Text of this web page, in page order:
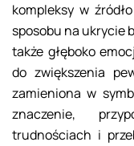
kompleksy w
sposobu na ukrycie
także głęboko
do zwiększenia
zamieniona w
znaczenie,
trudnościach i